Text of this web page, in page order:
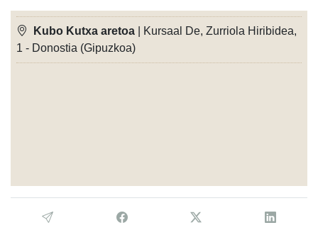
Kubo Kutxa aretoa | Kursaal De, Zurriola Hiribidea,
1 - Donostia (Gipuzkoa)